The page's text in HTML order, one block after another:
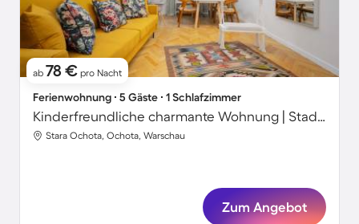
ab 78 € pro Nacht
Ferienwohnung ∙ 5 Gäste ∙ 1 Schlafzimmer
Kinderfreundliche charmante Wohnung | Stadtblick | Perfekt für die Arbeit von Zuhause
Stara Ochota, Ochota, Warschau
Zum Angebot